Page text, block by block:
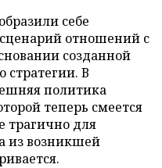
себе
отношений с
созданной
В
политика
теперь смеется
трагично для
из возникшей